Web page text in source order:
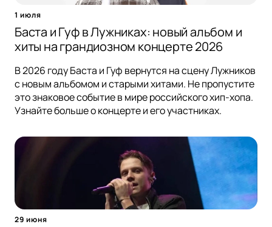
1 июля
Баста и Гуф в Лужниках: новый альбом и
хиты на грандиозном концерте 2026
В 2026 году Баста и Гуф вернутся на сцену Лужников
с новым альбомом и старыми хитами. Не пропустите
это знаковое событие в мире российского хип-хопа.
Узнайте больше о концерте и его участниках.
29 июня